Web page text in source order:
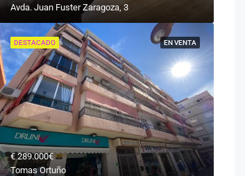
Avda. Juan Fuster Zaragoza, 3
EN VENTA
DESTACADO
€ 289.000€
Tomas Ortuño